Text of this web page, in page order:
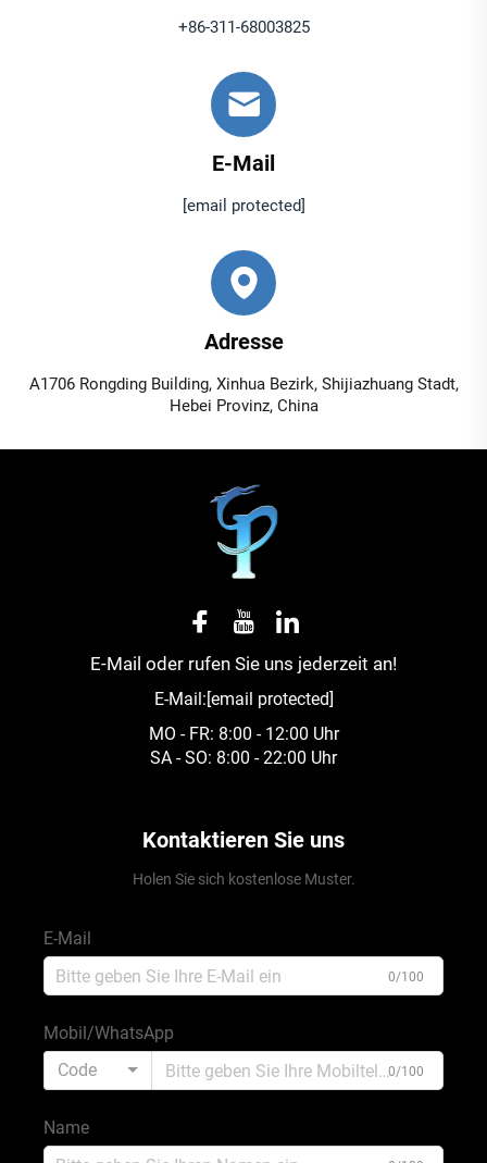
+86-311-68003825
E-Mail
[email protected]
Adresse
A1706 Rongding Building, Xinhua Bezirk, Shijiazhuang Stadt,
Hebei Provinz, China
E-Mail oder rufen Sie uns jederzeit an!
E-Mail:[email protected]
MO - FR: 8:00 - 12:00 Uhr
SA - SO: 8:00 - 22:00 Uhr
Kontaktieren Sie uns
Holen Sie sich kostenlose Muster.
E-Mail
0/100
Mobil/WhatsApp
Code
0/100
Name